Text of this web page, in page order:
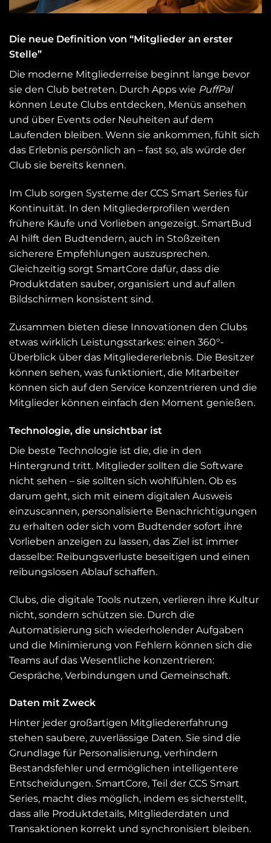
Die neue Definition von “Mitglieder an erster
Stelle”
Die moderne Mitgliederreise beginnt lange bevor
sie den Club betreten. Durch Apps wie PuffPal
können Leute Clubs entdecken, Menüs ansehen
und über Events oder Neuheiten auf dem
Laufenden bleiben. Wenn sie ankommen, fühlt sich
das Erlebnis persönlich an – fast so, als würde der
Club sie bereits kennen.
Im Club sorgen Systeme der CCS Smart Series für
Kontinuität. In den Mitgliederprofilen werden
frühere Käufe und Vorlieben angezeigt. SmartBud
AI hilft den Budtendern, auch in Stoßzeiten
sicherere Empfehlungen auszusprechen.
Gleichzeitig sorgt SmartCore dafür, dass die
Produktdaten sauber, organisiert und auf allen
Bildschirmen konsistent sind.
Zusammen bieten diese Innovationen den Clubs
etwas wirklich Leistungsstarkes: einen 360°-
Überblick über das Mitgliedererlebnis. Die Besitzer
können sehen, was funktioniert, die Mitarbeiter
können sich auf den Service konzentrieren und die
Mitglieder können einfach den Moment genießen.
Technologie, die unsichtbar ist
Die beste Technologie ist die, die in den
Hintergrund tritt. Mitglieder sollten die Software
nicht sehen – sie sollten sich wohlfühlen. Ob es
darum geht, sich mit einem digitalen Ausweis
einzuscannen, personalisierte Benachrichtigungen
zu erhalten oder sich vom Budtender sofort ihre
Vorlieben anzeigen zu lassen, das Ziel ist immer
dasselbe: Reibungsverluste beseitigen und einen
reibungslosen Ablauf schaffen.
Clubs, die digitale Tools nutzen, verlieren ihre Kultur
nicht, sondern schützen sie. Durch die
Automatisierung sich wiederholender Aufgaben
und die Minimierung von Fehlern können sich die
Teams auf das Wesentliche konzentrieren:
Gespräche, Verbindungen und Gemeinschaft.
Daten mit Zweck
Hinter jeder großartigen Mitgliedererfahrung
stehen saubere, zuverlässige Daten. Sie sind die
Grundlage für Personalisierung, verhindern
Bestandsfehler und ermöglichen intelligentere
Entscheidungen. SmartCore, Teil der CCS Smart
Series, macht dies möglich, indem es sicherstellt,
dass alle Produktdetails, Mitgliederdaten und
Transaktionen korrekt und synchronisiert bleiben.